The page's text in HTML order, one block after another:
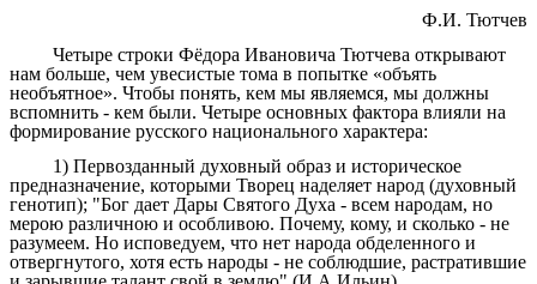
Ф.И. Тютчев
Четыре строки Фёдора Ивановича Тютчева открывают
нам больше, чем увесистые тома в попытке «объять
необъятное». Чтобы понять, кем мы являемся, мы должны
вспомнить - кем были. Четыре основных фактора влияли на
формирование русского национального характера:
1) Первозданный духовный образ и историческое
предназначение, которыми Творец наделяет народ (духовный
генотип); "Бог дает Дары Святого Духа - всем народам, но
мерою различною и особливою. Почему, кому, и сколько - не
разумеем. Но исповедуем, что нет народа обделенного и
отвергнутого, хотя есть народы - не соблюдшие, растратившие